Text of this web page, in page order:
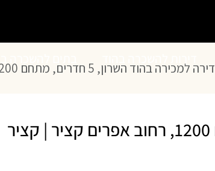
דירה למכירה בהוד השרון, 5 חדרים, מתחם 1200, רחוב אפרים קציר | קציר נכסים – ייעוץ ותיווך נדל”ן
דירה למכירה בהוד השרון, 5 חדרים, מתחם 1200, רחוב אפרים קציר | קציר